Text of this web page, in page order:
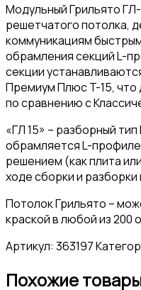
Модульный Грильято
решетчатого потолка,
коммуникациям
обрамления секций L-
секции
Премиум Плюс T-15, что
по сравнению с
«ГЛ 15» – разборный
обрамляется L-
решением (как плита
ходе сборки и
Потолок Грильято –
краской в любой из 200
Артикул: 363197
Похожие